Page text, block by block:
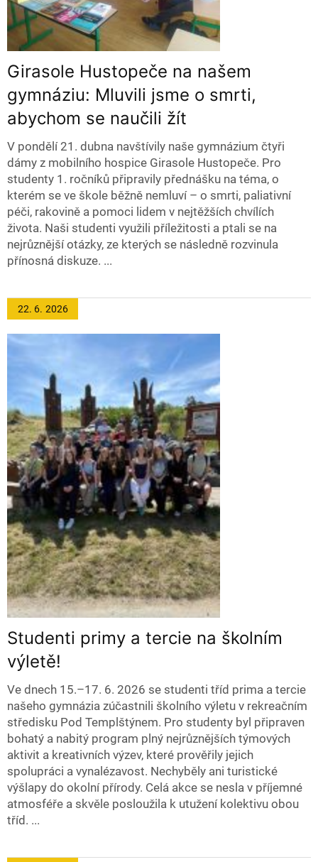
Girasole Hustopeče na našem
gymnáziu: Mluvili jsme o smrti,
abychom se naučili žít
V pondělí 21. dubna navštívily naše gymnázium čtyři
dámy z mobilního hospice Girasole Hustopeče. Pro
studenty 1. ročníků připravily přednášku na téma, o
kterém se ve škole běžně nemluví – o smrti, paliativní
péči, rakovině a pomoci lidem v nejtěžších chvílích
života. Naši studenti využili příležitosti a ptali se na
nejrůznější otázky, ze kterých se následně rozvinula
přínosná diskuze. ...
22. 6. 2026
Studenti primy a tercie na školním
výletě!
Ve dnech 15.–17. 6. 2026 se studenti tříd prima a tercie
našeho gymnázia zúčastnili školního výletu v rekreačním
středisku Pod Templštýnem. Pro studenty byl připraven
bohatý a nabitý program plný nejrůznějších týmových
aktivit a kreativních výzev, které prověřily jejich
spolupráci a vynalézavost. Nechyběly ani turistické
výšlapy do okolní přírody. Celá akce se nesla v příjemné
atmosféře a skvěle posloužila k utužení kolektivu obou
tříd. ...